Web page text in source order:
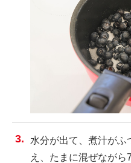
水分が出て、煮汁がふ
え、たまに混ぜながら